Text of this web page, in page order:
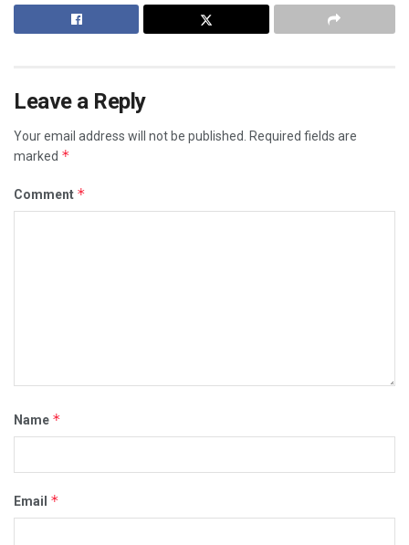
Leave a Reply
Your email address will not be published.
Required fields are
marked *
Comment *
Name *
Email *